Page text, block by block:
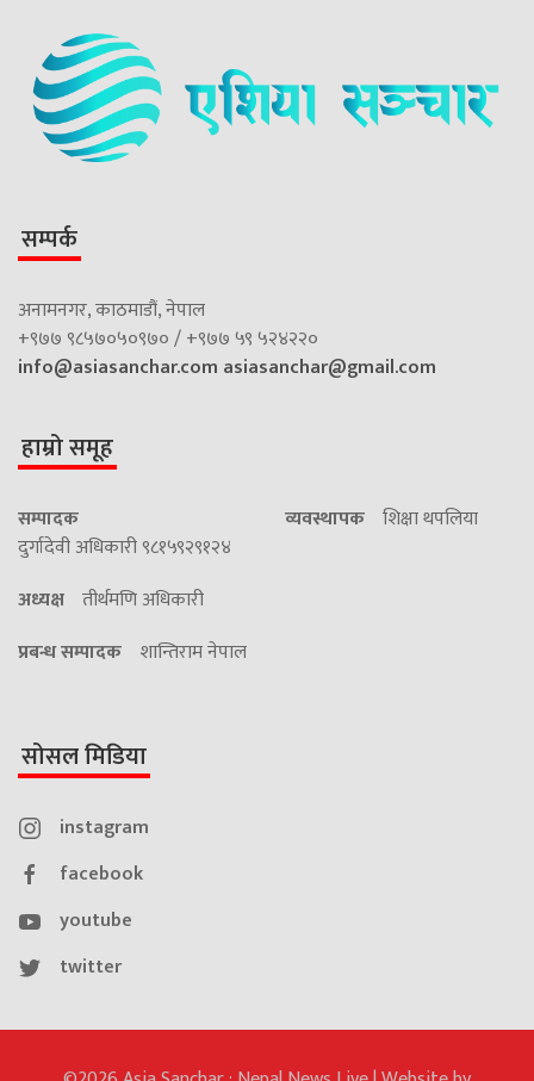
सम्पर्क
अनामनगर, काठमाडौं, नेपाल
+९७७ ९८५७०५०९७० / +९७७ ५९ ५२४२२०
info@asiasanchar.com asiasanchar@gmail.com
हाम्रो समूह
सम्पादक
दुर्गादेवी अधिकारी ९८१५९२९१२४
व्यवस्थापक शिक्षा थपलिया
अध्यक्ष तीर्थमणि अधिकारी
प्रबन्ध सम्पादक शान्तिराम नेपाल
सोसल मिडिया
instagram
facebook
youtube
twitter